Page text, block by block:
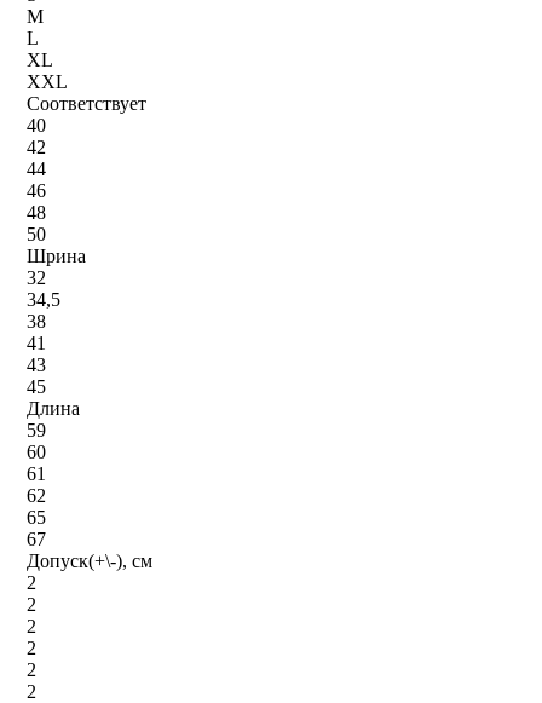
M
L
XL
XXL
Соответствует
40
42
44
46
48
50
Шрина
32
34,5
38
41
43
45
Длина
59
60
61
62
65
67
Допуск(+\-), см
2
2
2
2
2
2